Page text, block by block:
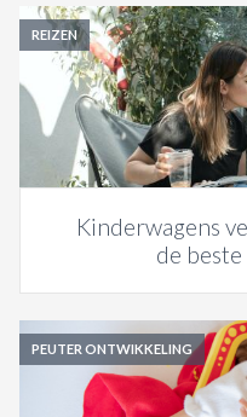
REIZEN
Kinderwagens
de
PEUTER ONTWIKKELING